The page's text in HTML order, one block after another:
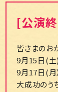
[公演
皆さまのお
9月15日(土
9月17日(月
大成功のう